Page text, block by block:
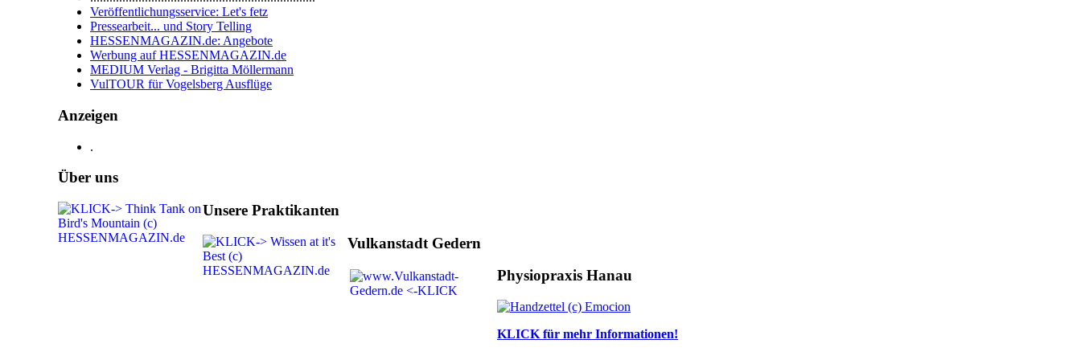
Veröffentlichungsservice: Let's fetz
Pressearbeit... und Story Telling
HESSENMAGAZIN.de: Angebote
Werbung auf HESSENMAGAZIN.de
MEDIUM Verlag - Brigitta Möllermann
VulTOUR für Vogelsberg Ausflüge
Anzeigen
.
Über uns
Unsere Praktikanten
Vulkanstadt Gedern
Physiopraxis Hanau
KLICK für mehr Informationen!